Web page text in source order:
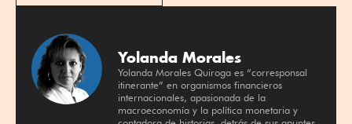
Yolanda Morales
Yolanda Morales Quiroga es “corresponsal
itinerante” en organismos financieros
internacionales, apasionada de la
macroeconomía y la política monetaria y